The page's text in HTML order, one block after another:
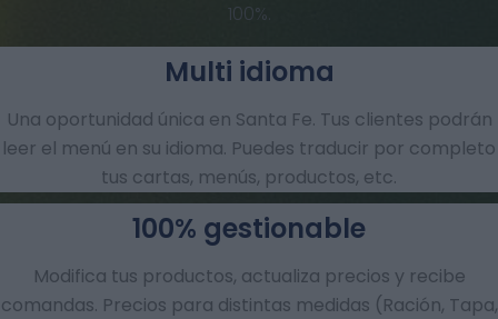
100%.
Una oportunidad única en Santa Fe. Tus clientes podrán
leer el menú en su idioma. Puedes traducir por completo
tus cartas, menús, productos, etc.
Multi idioma
Modifica tus productos, actualiza precios y recibe
comandas.​ Precios para distintas medidas (Ración, Tapa,
100% gestionable